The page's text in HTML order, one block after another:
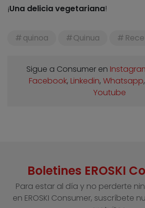
¡Una delicia vegetariana!
quinoa Quinua
Sigue a Consumer en
Facebook, Linkedin, Whatsapp,
Youtube
Boletines EROSKI
Para estar al día y no perderte
en EROSKI Consumer, suscríbete